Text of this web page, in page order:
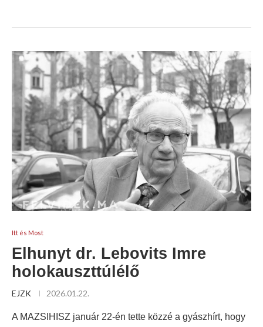
Itt és Most
Elhunyt dr. Lebovits Imre
holokauszttúlélő
EJZK 2026.01.22.
A MAZSIHISZ január 22-én tette közzé a gyászhírt, hogy